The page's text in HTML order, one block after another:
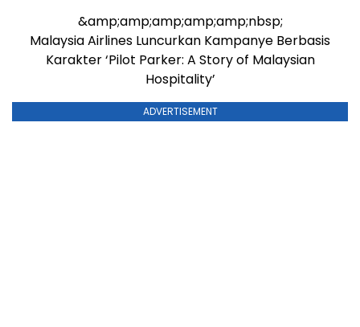
&amp;amp;amp;amp;amp;nbsp;
Malaysia Airlines Luncurkan Kampanye Berbasis
Karakter ‘Pilot Parker: A Story of Malaysian
Hospitality’
ADVERTISEMENT